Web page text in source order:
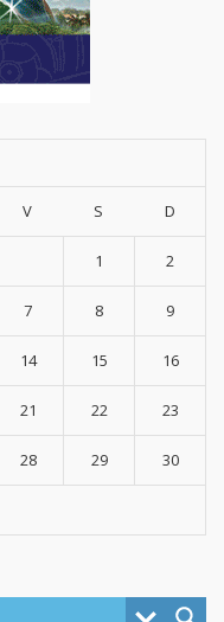
V S D
1 2
7 8 9
14 15 16
21 22 23
28 29 30